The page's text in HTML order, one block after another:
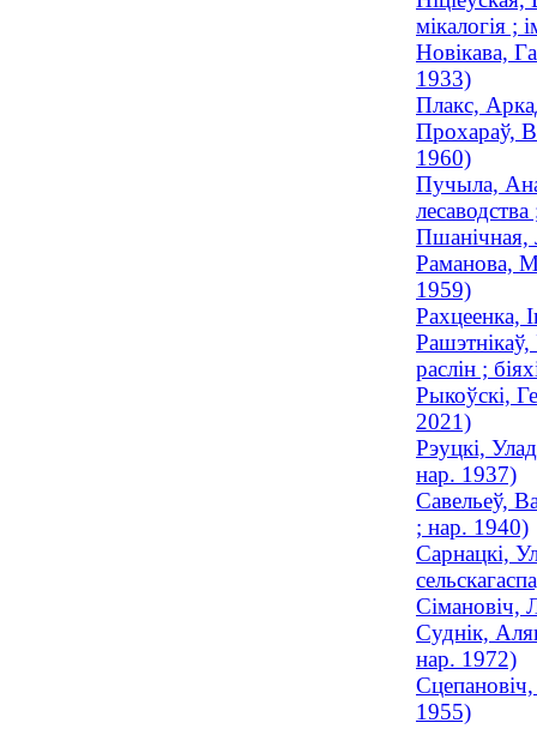
мікалогія ;
Новікава,
1933)
Плакс,
Прохараў,
1960)
Пучыла,
Пшанічная,
Раманова,
1959)
Рахцеенка,
Рашэтнікаў,
раслін ;
Рыкоўскі,
2021)
Рэуцкі,
нар. 1937)
Савельеў,
; нар. 1940)
Сарнацкі,
Сімановіч,
Суднік,
нар. 1972)
Сцепановіч,
1955)